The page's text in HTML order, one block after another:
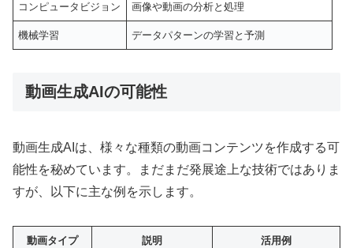
コンピュータビジョン 画像や動画の分析と処理
機械学習 データパターンの学習と予測
動画生成AIの可能性
動画生成AIは、様々な種類の動画コンテンツを作成する可
能性を秘めています。まだまだ発展途上な技術ではありま
すが、以下に主な例を示します。
動画タイプ 説明 活用例